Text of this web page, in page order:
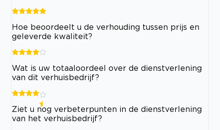
Hoe beoordeelt u de verhouding tussen prijs en
geleverde kwaliteit?
Wat is uw totaaloordeel over de dienstverlening
van dit verhuisbedrijf?
Ziet u nog verbeterpunten in de dienstverlening
van het verhuisbedrijf?